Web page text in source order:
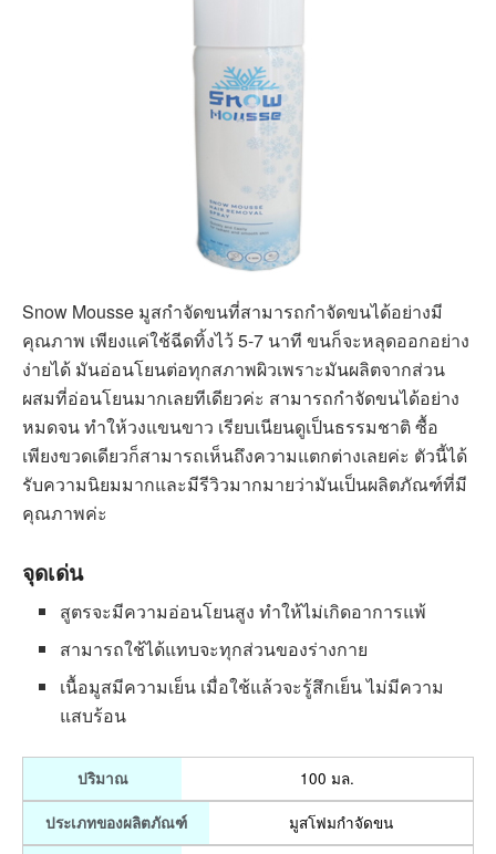
Snow Mousse มูสกำจัดขนที่สามารถกำจัดขนได้อย่างมี
คุณภาพ เพียงแค่ใช้ฉีดทิ้งไว้ 5-7 นาที ขนก็จะหลุดออกอย่าง
ง่ายได้ มันอ่อนโยนต่อทุกสภาพผิวเพราะมันผลิตจากส่วน
ผสมที่อ่อนโยนมากเลยทีเดียวค่ะ สามารถกำจัดขนได้อย่าง
หมดจน ทำให้วงแขนขาว เรียบเนียนดูเป็นธรรมชาติ ซื้อ
เพียงขวดเดียวก็สามารถเห็นถึงความแตกต่างเลยค่ะ ตัวนี้ได้
รับความนิยมมากและมีรีวิวมากมายว่ามันเป็นผลิตภัณฑ์ที่มี
คุณภาพค่ะ
จุดเด่น
สูตรจะมีความอ่อนโยนสูง ทำให้ไม่เกิดอาการแพ้
สามารถใช้ได้แทบจะทุกส่วนของร่างกาย
เนื้อมูสมีความเย็น เมื่อใช้แล้วจะรู้สึกเย็น ไม่มีความ
แสบร้อน
ปริมาณ 100 มล.
ประเภทของผลิตภัณฑ์ มูสโฟมกำจัดขน